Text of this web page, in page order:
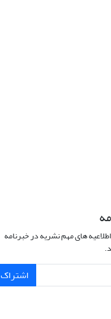
های مهم نشریه در خبرنامه
اشتراک